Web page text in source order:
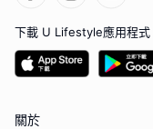
下載 U Lifestyle應用程式
關於